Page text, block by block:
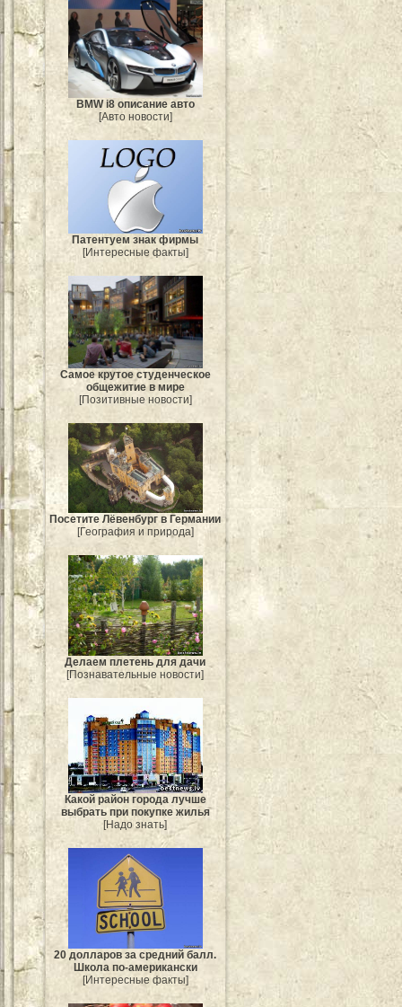
BMW i8 описание авто
[Авто новости]
Патентуем знак фирмы
[Интересные факты]
Самое крутое студенческое
общежитие в мире
[Позитивные новости]
Посетите Лёвенбург в Германии
[География и природа]
Делаем плетень для дачи
[Познавательные новости]
Какой район города лучше
выбрать при покупке жилья
[Надо знать]
20 долларов за средний балл.
Школа по-американски
[Интересные факты]